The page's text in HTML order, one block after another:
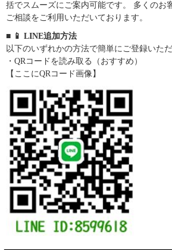
括でスムーズにご案内可能です。 多くのお
ご相談をご利用いただいております。
■ 📱 LINE追加方法
以下のいずれかの方法で簡単にご登録いただ
・QRコードを読み取る（おすすめ）
【ここにQRコード画像】